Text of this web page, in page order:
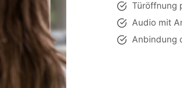
Türöffnung
Audio mit
Anbindung